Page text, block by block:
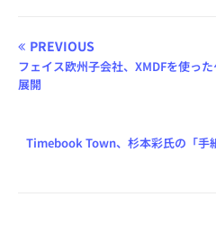
PREVIOUS
フェイス欧州子会社、XMDFを使っ
展開
Timebook Town、杉本彩氏の「手